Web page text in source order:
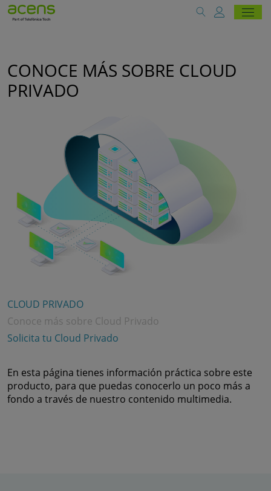
CONOCE MÁS SOBRE CLOUD
PRIVADO
CLOUD PRIVADO
Conoce más sobre Cloud Privado
Solicita tu Cloud Privado
En esta página tienes información práctica sobre este
producto, para que puedas conocerlo un poco más a
fondo a través de nuestro contenido multimedia.